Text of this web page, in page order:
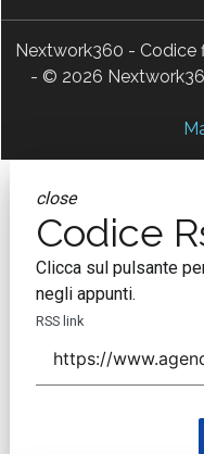
Nextwork360 - Codice
- © 2026
close
Codice
Clicca sul pulsante
negli appunti.
RSS link